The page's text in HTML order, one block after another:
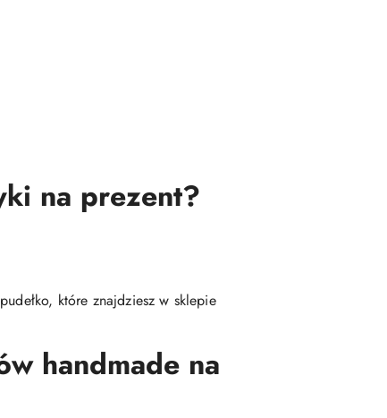
na prezent?
które znajdziesz w sklepie
handmade na